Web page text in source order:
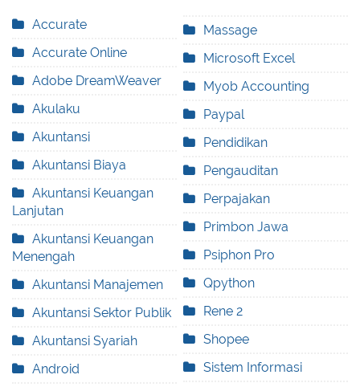
Accurate
Accurate Online
Adobe DreamWeaver
Akulaku
Akuntansi
Akuntansi Biaya
Akuntansi Keuangan
Lanjutan
Akuntansi Keuangan
Menengah
Akuntansi Manajemen
Akuntansi Sektor Publik
Akuntansi Syariah
Android
Massage
Microsoft Excel
Myob Accounting
Paypal
Pendidikan
Pengauditan
Perpajakan
Primbon Jawa
Psiphon Pro
Qpython
Rene 2
Shopee
Sistem Informasi